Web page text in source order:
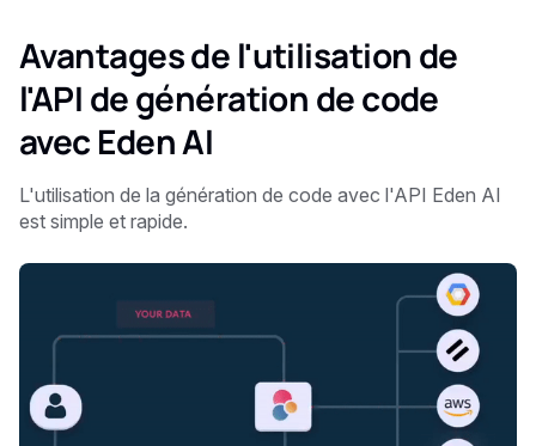
Avantages de l'utilisation de
l'API de génération de code
avec Eden AI
L'utilisation de la génération de code avec l'API Eden AI
est simple et rapide.